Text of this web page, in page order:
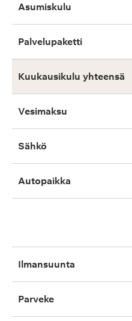
Asumiskulu
Palvelupaketti
Kuukausikulu yhteensä
Vesimaksu
Sähkö
Autopaikka
ilmansuunta
parveke